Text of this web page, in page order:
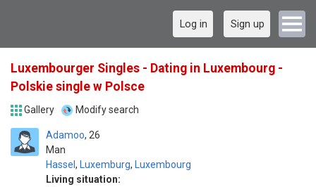
Log in Sign up
Luxembourger Singles - Dating in Luxembourg -
Polskie single w Polsce
Gallery Modify search
Adamoo
Man
26
Hassel , Luxemburg,
Luxembourg
Living situation: